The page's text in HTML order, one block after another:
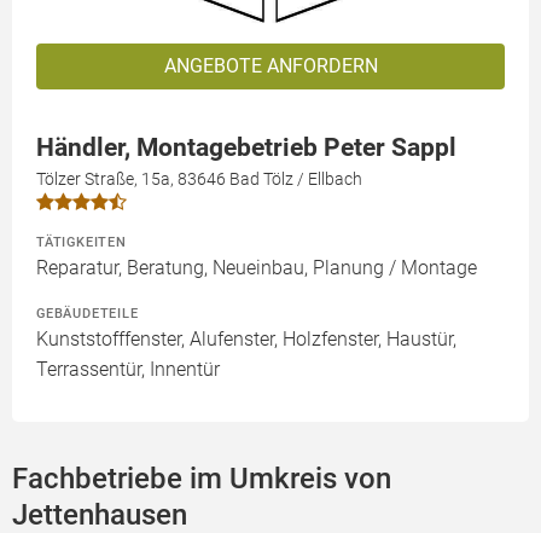
ANGEBOTE ANFORDERN
Händler, Montagebetrieb Peter Sappl
Tölzer Straße, 15a, 83646 Bad Tölz / Ellbach
TÄTIGKEITEN
Reparatur, Beratung, Neueinbau, Planung / Montage
GEBÄUDETEILE
Kunststofffenster, Alufenster, Holzfenster, Haustür,
Terrassentür, Innentür
Fachbetriebe im Umkreis von
Jettenhausen